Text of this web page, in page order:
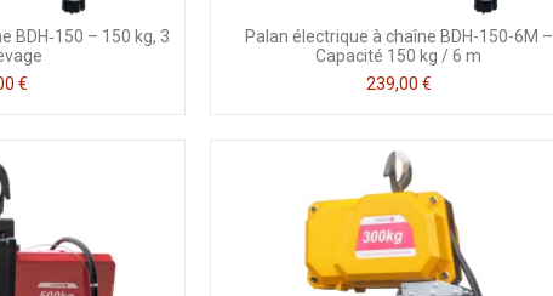
BDH‑150 – 150 kg, 3
€
Palan électrique à chaîne BDH-150-6M –
Capacité 150 kg / 6 m
239,00 €